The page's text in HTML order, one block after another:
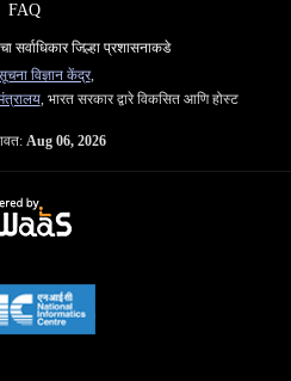
FAQ
सर्वाधिकार जिल्हा प्रशासनाकडे
विज्ञान केंद्र,
, भारत सरकार द्वारे विकसित आणि होस्ट
Aug 06, 2026